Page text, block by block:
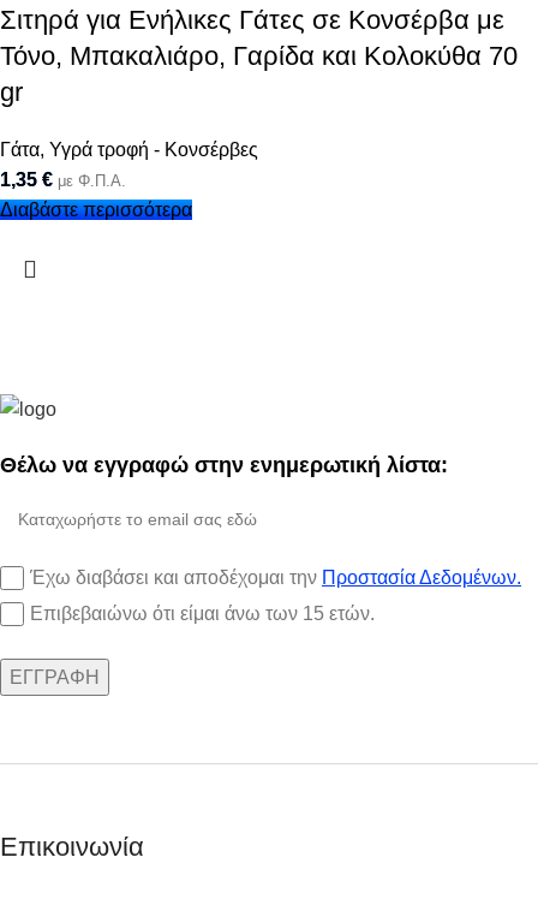
Σιτηρά για Ενήλικες Γάτες σε Κονσέρβα με
Τόνο, Μπακαλιάρο, Γαρίδα και Κολοκύθα 70
gr
Γάτα, Υγρά τροφή - Κονσέρβες
1,35 € με Φ.Π.Α.
Διαβάστε περισσότερα
Θέλω να εγγραφώ στην ενημερωτική λίστα:
Έχω διαβάσει και αποδέχομαι την Προστασία Δεδομένων.
Επιβεβαιώνω ότι είμαι άνω των 15 ετών.
Επικοινωνία